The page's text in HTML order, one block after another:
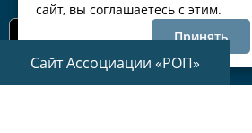
Сайт Ассоциации «РОП»
сайт, вы соглашаетесь с этим.
Принять